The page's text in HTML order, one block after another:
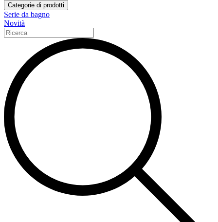
Categorie di prodotti
Serie da bagno
Novità